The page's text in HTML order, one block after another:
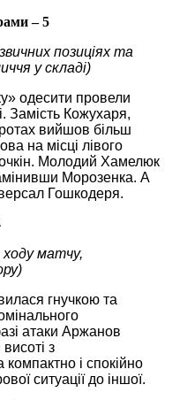
– 5
позиціях та
у складі)
одесити провели
Замість Кожухаря,
вийшов більш
на місці лівого
Молодий Хамелюк
Морозенка. А
Гошкодеря.
матчу,
гнучкою та
атаки Аржанов
з
і спокійно
ситуації до іншої.